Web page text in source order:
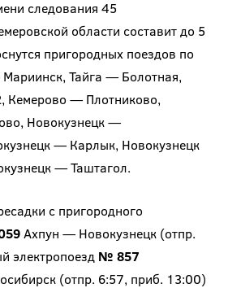
следования 45
области составит до 5
пригородных поездов по
Тайга — Болотная,
— Плотниково,
Новокузнецк —
— Карлык, Новокузнецк
— Таштагол.
с пригородного
Ахпун — Новокузнецк (отпр.
электропоезд № 857
(отпр. 6:57, приб. 13:00)